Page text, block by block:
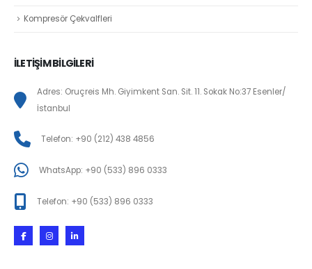
Kompresör Çekvalfleri
İLETİŞİM BİLGİLERİ
Adres: Oruçreis Mh. Giyimkent San. Sit. 11. Sokak No:37 Esenler/
İstanbul
Telefon: +90 (212) 438 4856
WhatsApp: +90 (533) 896 0333
Telefon: +90 (533) 896 0333